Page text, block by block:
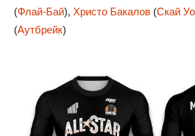
(Флай-Бай), Христо Бакалов (Скай
(Аутбрейк)